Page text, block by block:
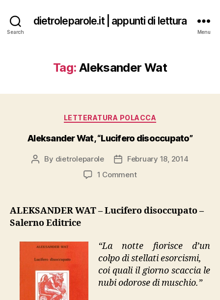
Search
dietroleparole.it | appunti di lettura
Menu
Tag: Aleksander Wat
Categories
LETTERATURA POLACCA
Aleksander Wat, “Lucifero disoccupato”
Post
By dietroleparole
PostFebruary 18, 2014
1 Commenton
“Lucifero
disoccupato”
ALEKSANDER WAT – Lucifero disoccupato –
Salerno Editrice
“La notte fiorisce d’un
colpo di stellati esorcismi,
coi quali il giorno scaccia le
nubi odorose di muschio.”